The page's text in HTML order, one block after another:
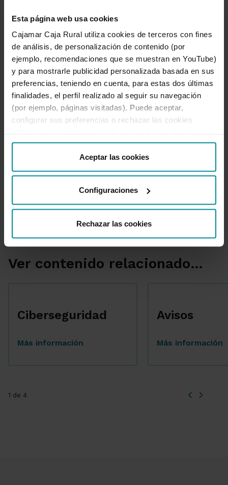
Esta página web usa cookies
Cajamar Caja Rural utiliza cookies de terceros con fines
de análisis, de personalización de contenido (por
ejemplo, recomendaciones que se muestran en YouTube)
y para mostrarle publicidad personalizada basada en sus
preferencias, teniendo en cuenta, para estas dos últimas
finalidades, el perfil realizado al seguir su navegación
(por ejemplo, páginas visitadas). Puede aceptar,
configurar sus preferencias o rechazar las cookies
“Detalles”. También puede obtener más información, así
como cambiar el consentimiento en cualquier momento
desde nuestraPolítica de Cookies.
Aceptar las cookies
Configuraciones
Rechazar las cookies
Babylon Toolbar - ¿Qué es
exactamente y cómo lo elimino?
19 de noviembre de 2015
La barra Babylon Toolbar es una molesta barra
de herramientas que se instala en nuestros
búsqueda y la página de inicio por defecto
Anterior 2 de 2 Siguiente
Ver contenido relacionado...
Ciberseguridad
Más información
Avisos
Más información
1 de 4